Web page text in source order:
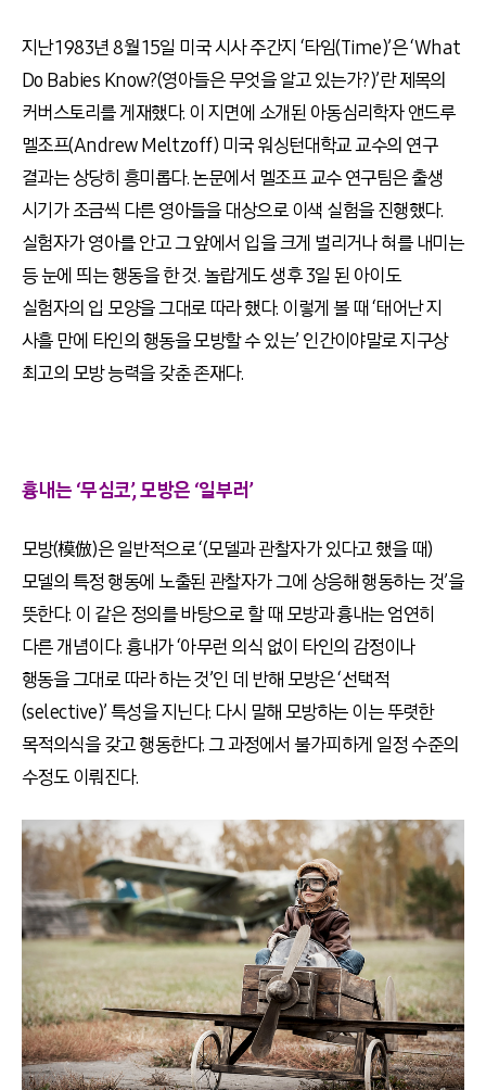
지난 1983년 8월 15일 미국 시사 주간지 ‘타임(Time)’은 ‘What
Do Babies Know?(영아들은 무엇을 알고 있는가?)’란 제목의
커버스토리를 게재했다. 이 지면에 소개된 아동심리학자 앤드루
멜조프(Andrew Meltzoff) 미국 워싱턴대학교 교수의 연구
결과는 상당히 흥미롭다. 논문에서 멜조프 교수 연구팀은 출생
시기가 조금씩 다른 영아들을 대상으로 이색 실험을 진행했다.
실험자가 영아를 안고 그 앞에서 입을 크게 벌리거나 혀를 내미는
등 눈에 띄는 행동을 한 것. 놀랍게도 생후 3일 된 아이도
실험자의 입 모양을 그대로 따라 했다. 이렇게 볼 때 ‘태어난 지
사흘 만에 타인의 행동을 모방할 수 있는’ 인간이야말로 지구상
최고의 모방 능력을 갖춘 존재다.
흉내는 ‘무심코’, 모방은 ‘일부러’
모방(模倣)은 일반적으로 ‘(모델과 관찰자가 있다고 했을 때)
모델의 특정 행동에 노출된 관찰자가 그에 상응해 행동하는 것’을
뜻한다. 이 같은 정의를 바탕으로 할 때 모방과 흉내는 엄연히
다른 개념이다. 흉내가 ‘아무런 의식 없이 타인의 감정이나
행동을 그대로 따라 하는 것’인 데 반해 모방은 ‘선택적
(selective)’ 특성을 지닌다. 다시 말해 모방하는 이는 뚜렷한
목적의식을 갖고 행동한다. 그 과정에서 불가피하게 일정 수준의
수정도 이뤄진다.